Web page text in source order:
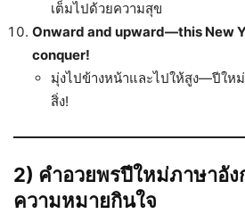
เต็มไปด้วยความสุข
Onward and upward—this New
conquer!
มุ่งไปข้างหน้าและไปให้สูง—ปีให
สิ่ง!
2) คำอวยพรปีใหม่ภาษาอัง
ความหมายกินใจ